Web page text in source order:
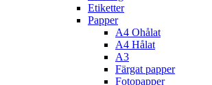
Etiketter
Papper
A4 Ohålat
A4 Hålat
A3
Färgat papper
Fotopapper